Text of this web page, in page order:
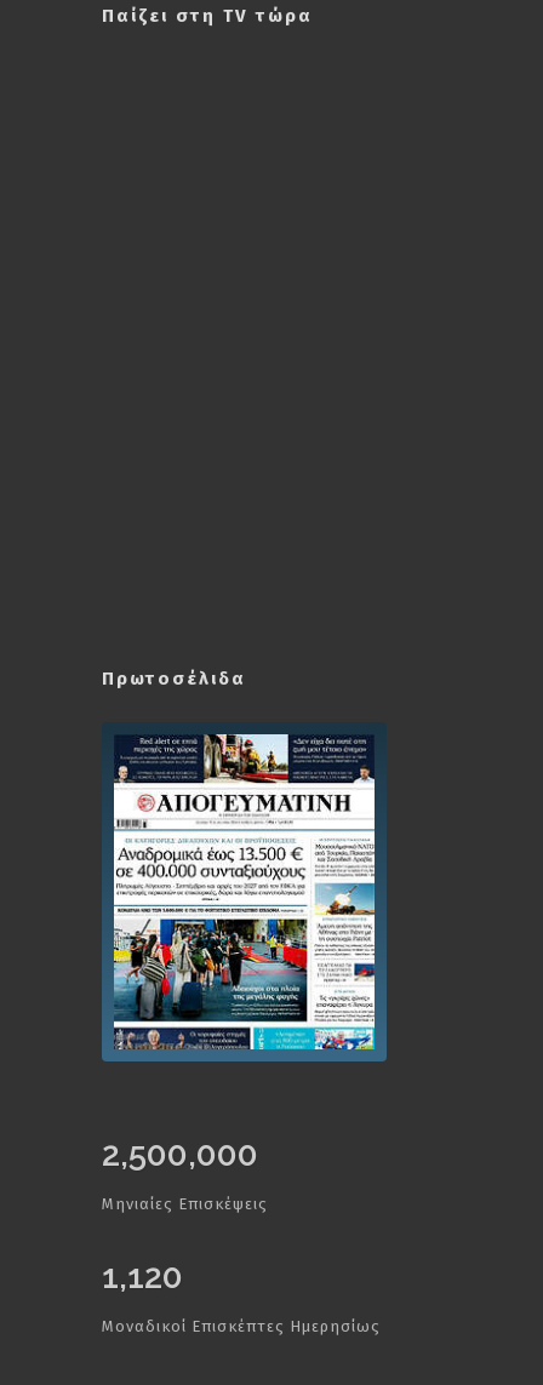
Παίζει στη TV τώρα
Πρωτοσέλιδα
2,500,000
Μηνιαίες Επισκέψεις
1,120
Μοναδικοί Επισκέπτες Ημερησίως